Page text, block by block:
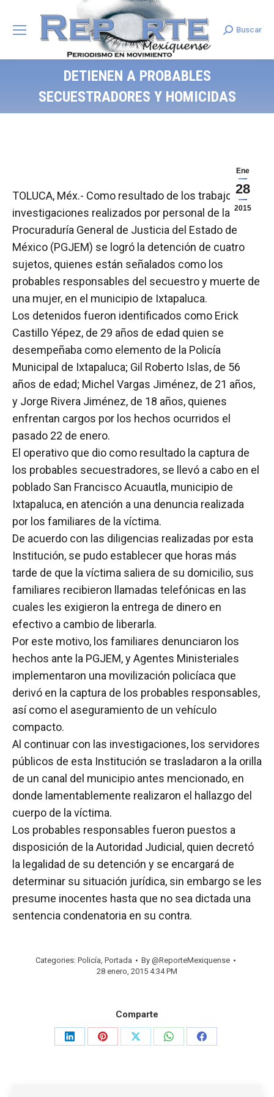
Search:
Buscar
DETIENEN A PROBABLES
SECUESTRADORES Y HOMICIDAS
Ene
28
2015
TOLUCA, Méx.- Como resultado de los trabajos de
investigaciones realizados por personal de la
Procuraduría General de Justicia del Estado de
México (PGJEM) se logró la detención de cuatro
sujetos, quienes están señalados como los
probables responsables del secuestro y muerte de
una mujer, en el municipio de Ixtapaluca.
Los detenidos fueron identificados como Erick
Castillo Yépez, de 29 años de edad quien se
desempeñaba como elemento de la Policía
Municipal de Ixtapaluca; Gil Roberto Islas, de 56
años de edad; Michel Vargas Jiménez, de 21 años,
y Jorge Rivera Jiménez, de 18 años, quienes
enfrentan cargos por los hechos ocurridos el
pasado 22 de enero.
El operativo que dio como resultado la captura de
los probables secuestradores, se llevó a cabo en el
poblado San Francisco Acuautla, municipio de
Ixtapaluca, en atención a una denuncia realizada
por los familiares de la víctima.
De acuerdo con las diligencias realizadas por esta
Institución, se pudo establecer que horas más
tarde de que la víctima saliera de su domicilio, sus
familiares recibieron llamadas telefónicas en las
cuales les exigieron la entrega de dinero en
efectivo a cambio de liberarla.
Por este motivo, los familiares denunciaron los
hechos ante la PGJEM, y Agentes Ministeriales
implementaron una movilización policíaca que
derivó en la captura de los probables responsables,
así como el aseguramiento de un vehículo
compacto.
Al continuar con las investigaciones, los servidores
públicos de esta Institución se trasladaron a la orilla
de un canal del municipio antes mencionado, en
donde lamentablemente realizaron el hallazgo del
cuerpo de la víctima.
Los probables responsables fueron puestos a
disposición de la Autoridad Judicial, quien decretó
la legalidad de su detención y se encargará de
determinar su situación jurídica, sin embargo se les
presume inocentes hasta que no sea dictada una
sentencia condenatoria en su contra.
Categories: Policía, Portada By @ReporteMexiquense
28 enero, 2015 4:34 PM
Comparte
Share
Share
Share
Share
Share